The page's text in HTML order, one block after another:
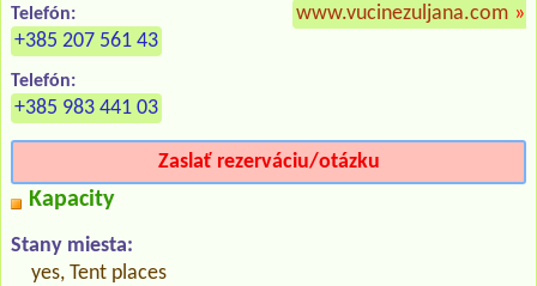
Telefón:
+385 207 561 43
Telefón:
+385 983 441 03
www.vucinezuljana.com »
Zaslať rezerváciu/otázku
Kapacity
Stany miesta:
yes, Tent places